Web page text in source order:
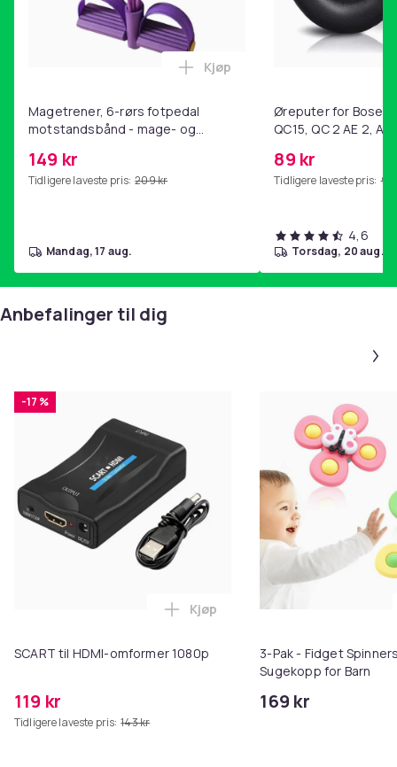
Magetrener, 6-rørs fotpedal
motstandsbånd - mage- og
hjemmegymnastikk Purple
149 kr
Tidligere laveste pris: 209 kr
Legg Magetrener, 6-rørs
Kjøp
mandag, 17 aug.
Øreputer for Bose
QC15, QC 2 AE 2, AE
89 kr
Tidligere laveste pris: 99
4,6
torsdag, 20 aug.
Anbefalinger til dig
-17 %
SCART til HDMI-omformer 1080p
119 kr
Tidligere laveste pris: 143 kr
Legg SCART til HDMI-omformer
Kjøp
3-Pak - Fidget
Sugekopp for Barn
169 kr